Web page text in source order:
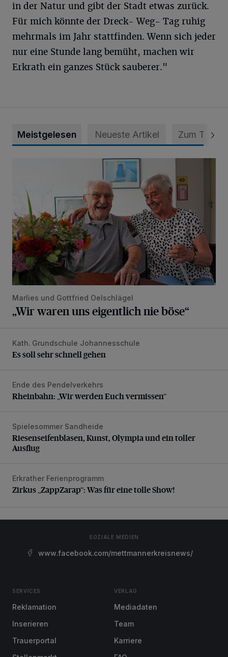
in der Natur und gibt der Stadt etwas zurück.
Für mich könnte der Dreck- Weg- Tag ruhig
mehrmals im Jahr stattfinden. Wenn sich jeder
nur eine Stunde lang bemüht, machen wir
Erkrath ein ganzes Stück sauberer."
Meistgelesen Neueste Artikel Zum Thema
„Wir waren uns eigentlich nie böse“
Marlies und Gottfried Oelschlägel
„Wir waren uns eigentlich nie böse“
Es soll sehr schnell gehen
Kath. Grundschule Johannesschule
Es soll sehr schnell gehen
Rheinbahn: „Wir werden Euch vermissen“
Ende des Pendelverkehrs
Rheinbahn: „Wir werden Euch vermissen“
Riesenseifenblasen, Kunst, Olympia und ein toller Ausflug
Spielesommer Sandheide
Riesenseifenblasen, Kunst, Olympia und ein toller
Ausflug
Zirkus „ZappZarap“: Was für eine tolle Show!
Erkrather Ferienprogramm
Zirkus „ZappZarap“: Was für eine tolle Show!
SOZIALE MEDIEN
www.facebook.com/mettmannerkreisnews/
SERVICES
Reklamation
Inserieren
Trauerportal
VERLAG
Mediadaten
Team
Karriere